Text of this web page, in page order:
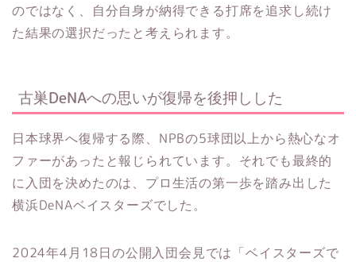
のではなく、自分自身が納得できる打席を追求し続け
た結果の選択だったと考えられます。
古巣DeNAへの思いが復帰を後押しした
日本球界へ復帰する際、NPBの5球団以上から熱心なオ
ファーがあったと報じられています。それでも最終的
に入団を決めたのは、プロ生活の第一歩を踏み出した
横浜DeNAベイスターズでした。
2024年4月18日の公開入団会見では「ベイスターズで